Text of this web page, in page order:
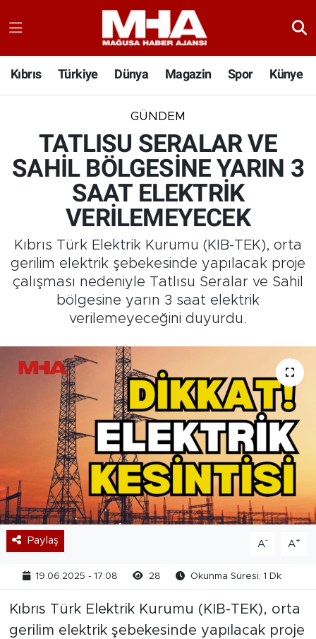
Kıbrıs Türkiye Dünya Magazin Spor Künye
GÜNDEM
TATLISU SERALAR VE
SAHİL BÖLGESİNE YARIN 3
SAAT ELEKTRİK
VERİLEMEYECEK
Kıbrıs Türk Elektrik Kurumu (KIB-TEK), orta
gerilim elektrik şebekesinde yapılacak proje
çalışması nedeniyle Tatlısu Seralar ve Sahil
bölgesine yarın 3 saat elektrik
verilemeyeceğini duyurdu.
Paylaş A- A+
19.06.2025 - 17:08 28 Okunma Süresi: 1 Dk
Kıbrıs Türk Elektrik Kurumu (KIB-TEK), orta
gerilim elektrik şebekesinde yapılacak proje